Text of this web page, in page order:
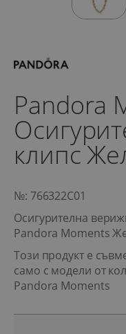
Pandora
клипс
№: 766322C01
Осигурителна
Pandora Moments
Този продукт е
само с модели от
Pandora Moments